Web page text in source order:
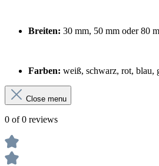
Breiten: 30 mm, 50 mm oder 80
Farben: weiß, schwarz, rot, blau,
Close menu
0 of 0 reviews